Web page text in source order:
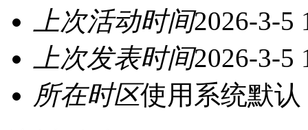
上次活动时间2026-3-5
上次发表时间2026-3-5
所在时区使用系统默认